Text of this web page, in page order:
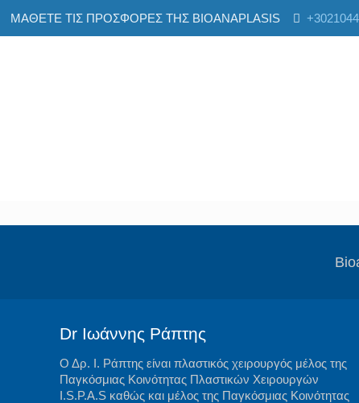
ΜΑΘΕΤΕ ΤΙΣ ΠΡΟΣΦΟΡΕΣ ΤΗΣ BIOANAPLASIS
Dr Ιωάννης Ράπτης
Ο Δρ. Ι. Ράπτης είναι πλαστικός χειρουργός μέλος της
Παγκόσμιας Κοινότητας Πλαστικών Χειρουργών
I.S.P.A.S καθώς και μέλος της Παγκόσμιας Κοινότητας